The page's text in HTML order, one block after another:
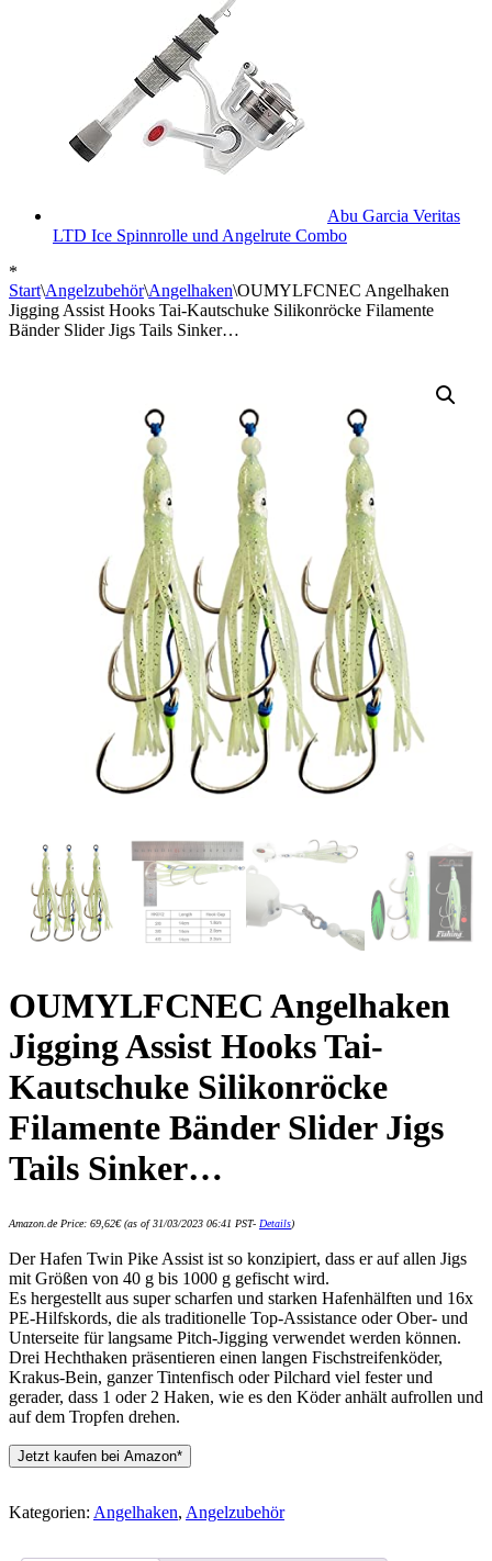
Abu Garcia Veritas
LTD Ice Spinnrolle und Angelrute Combo
*
Start\Angelzubehör\Angelhaken\OUMYLFCNEC Angelhaken
Jigging Assist Hooks Tai-Kautschuke Silikonröcke Filamente
Bänder Slider Jigs Tails Sinker…
OUMYLFCNEC Angelhaken
Jigging Assist Hooks Tai-
Kautschuke Silikonröcke
Filamente Bänder Slider Jigs
Tails Sinker…
Amazon.de Price: 69,62€(as of 31/03/2023 06:41 PST- Details)
Der Hafen Twin Pike Assist ist so konzipiert, dass er auf allen Jigs
mit Größen von 40 g bis 1000 g gefischt wird.
Es hergestellt aus super scharfen und starken Hafenhälften und 16x
PE-Hilfskords, die als traditionelle Top-Assistance oder Ober- und
Unterseite für langsame Pitch-Jigging verwendet werden können.
Drei Hechthaken präsentieren einen langen Fischstreifenköder,
Krakus-Bein, ganzer Tintenfisch oder Pilchard viel fester und
gerader, dass 1 oder 2 Haken, wie es den Köder anhält aufrollen und
auf dem Tropfen drehen.
Jetzt kaufen bei Amazon*
Kategorien: Angelhaken, Angelzubehör